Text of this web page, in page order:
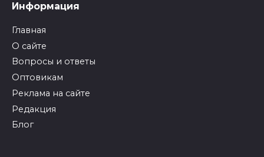
Информация
Главная
О сайте
Вопросы и ответы
Оптовикам
Реклама на сайте
Редакция
Блог